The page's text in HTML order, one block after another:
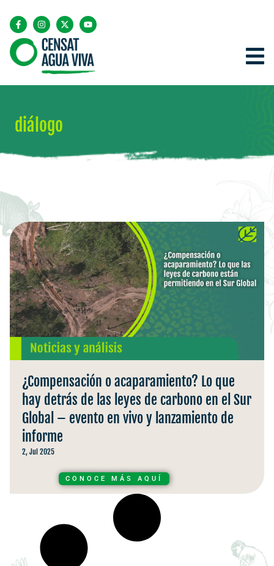
diálogo
¿Compensación o acaparamiento? Lo que
hay detrás de las leyes de carbono en el Sur
Global – evento en vivo y lanzamiento de
informe
2, Jul 2025
CONOCE MÁS AQUÍ